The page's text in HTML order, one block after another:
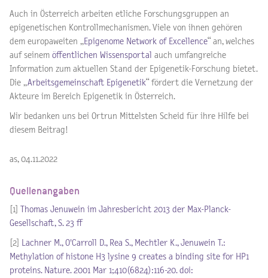
Auch in Österreich arbeiten etliche Forschungsgruppen an
epigenetischen Kontrollmechanismen. Viele von ihnen gehören
dem europaweiten „Epigenome Network of Excellence“ an, welches
auf seinem öffentlichen Wissensportal auch umfangreiche
Information zum aktuellen Stand der Epigenetik-Forschung bietet.
Die „Arbeitsgemeinschaft Epigenetik“ fördert die Vernetzung der
Akteure im Bereich Epigenetik in Österreich.
Wir bedanken uns bei Ortrun Mittelsten Scheid für ihre Hilfe bei
diesem Beitrag!
as, 04.11.2022
Quellenangaben
[1]
Thomas Jenuwein im Jahresbericht 2013 der Max-Planck-
Gesellschaft, S. 23 ff
[2]
Lachner M., O'Carroll D., Rea S., Mechtler K., Jenuwein T.:
Methylation of histone H3 lysine 9 creates a binding site for HP1
proteins. Nature. 2001 Mar 1;410(6824):116-20. doi: